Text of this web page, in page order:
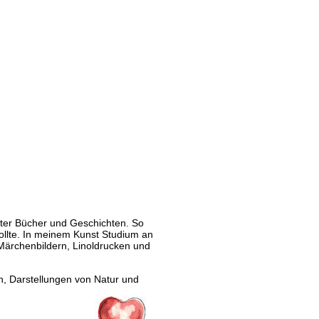
Bücher und Geschichten. So
In meinem Kunst Studium an
Linoldrucken und
Darstellungen von Natur und